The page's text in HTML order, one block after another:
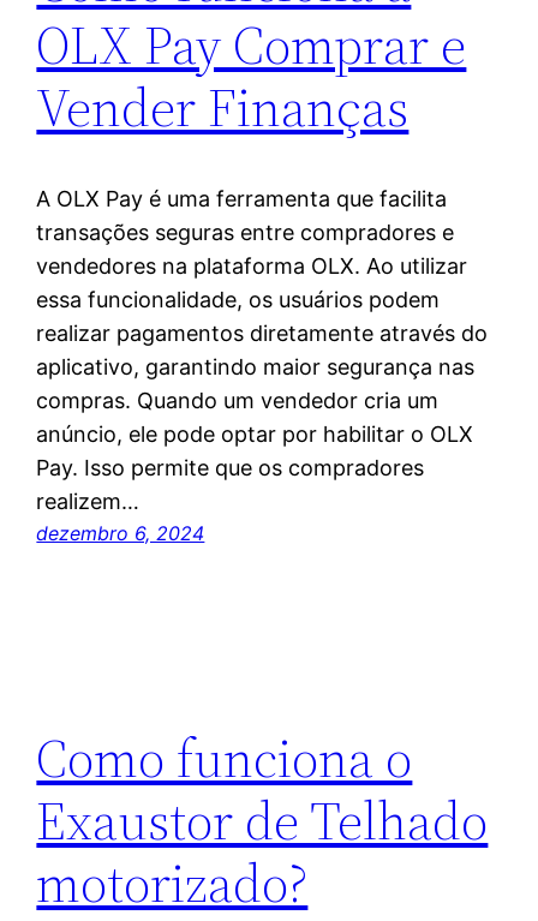
OLX Pay Comprar e
Vender Finanças
A OLX Pay é uma ferramenta que facilita
transações seguras entre compradores e
vendedores na plataforma OLX. Ao utilizar
essa funcionalidade, os usuários podem
realizar pagamentos diretamente através do
aplicativo, garantindo maior segurança nas
compras. Quando um vendedor cria um
anúncio, ele pode optar por habilitar o OLX
Pay. Isso permite que os compradores
realizem…
dezembro 6, 2024
Como funciona o
Exaustor de Telhado
motorizado?